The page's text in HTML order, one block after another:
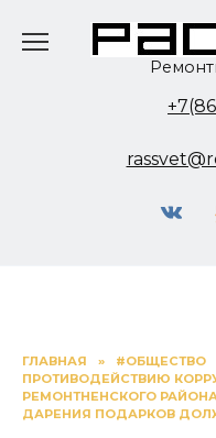
ГЛАВНАЯ » #ОБЩЕСТВО
ПРОТИВОДЕЙСТВИЮ
РЕМОНТНЕНСКОГО
ДАРЕНИЯ ПОДАРКОВ